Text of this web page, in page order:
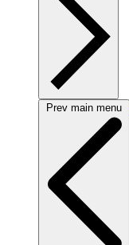
Prev main menu